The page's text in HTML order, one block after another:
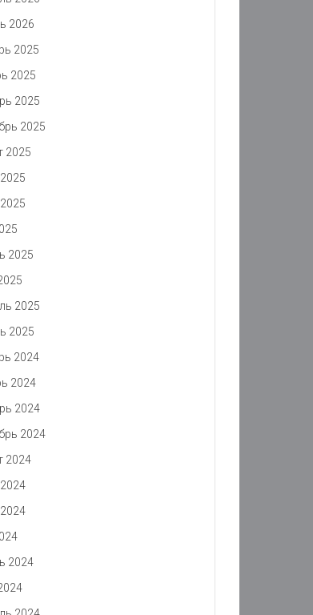
2026
2025
2025
2025
2025
2025
2025
2025
2025
2024
2024
2024
2024
2024
2024